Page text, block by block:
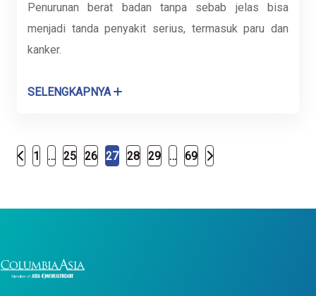
Penurunan berat badan tanpa sebab jelas bisa
menjadi tanda penyakit serius, termasuk paru dan
kanker.
SELENGKAPNYA
1 … 25 26 27 28 29 … 69